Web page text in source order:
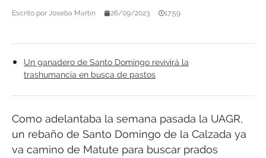
Escrito por Joseba Martín 26/09/2023 17:59
Un ganadero de Santo Domingo revivirá la
trashumancia en busca de pastos
Como adelantaba la semana pasada la UAGR,
un rebaño de Santo Domingo de la Calzada ya
va camino de Matute para buscar prados